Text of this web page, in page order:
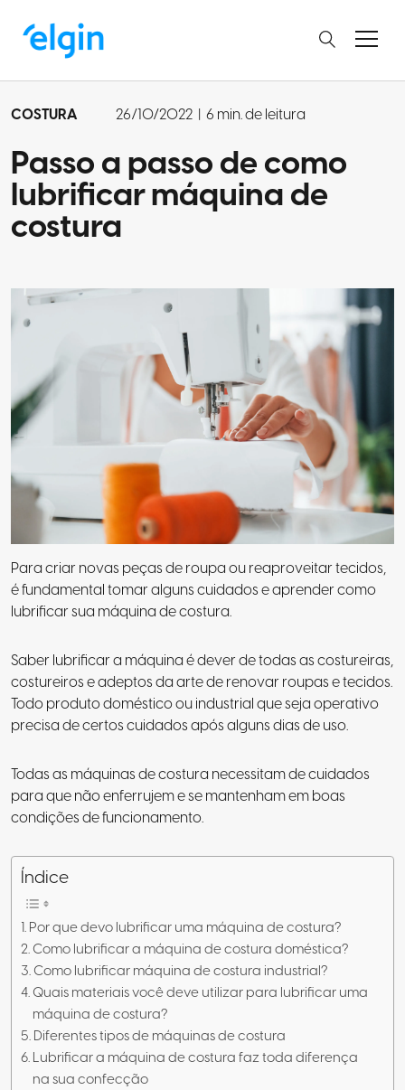
COSTURA 26/10/2022 | 6 min. de leitura
Passo a passo de como
lubrificar máquina de
costura
Para criar novas peças de roupa ou reaproveitar tecidos,
é fundamental tomar alguns cuidados e aprender como
lubrificar sua máquina de costura.
Saber lubrificar a máquina é dever de todas as costureiras,
costureiros e adeptos da arte de renovar roupas e tecidos.
Todo produto doméstico ou industrial que seja operativo
precisa de certos cuidados após alguns dias de uso.
Todas as máquinas de costura necessitam de cuidados
para que não enferrujeme se mantenham em boas
condições de funcionamento.
Índice
Por que devo lubrificar uma máquina de costura?
Como lubrificar a máquina de costura doméstica?
Como lubrificar máquina de costura industrial?
Quais materiais você deve utilizar para lubrificar uma
máquina de costura?
Diferentes tipos de máquinas de costura
Lubrificar a máquina de costura faz toda diferença
na sua confecção